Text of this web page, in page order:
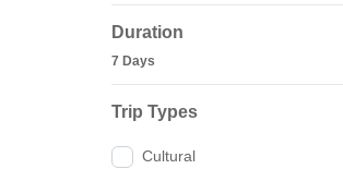
Duration
7 Days
Trip Types
Cultural